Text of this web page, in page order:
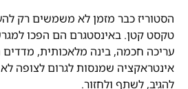
הסטוריז כבר מזמן לא משמשים רק
טקסט קטן. באינסטגרם הם הפכו
עריכה חכמה, בינה מלאכותית,
אינטראקציה שמנסות לגרום לצופה
להגיב, לשתף ולחזור.